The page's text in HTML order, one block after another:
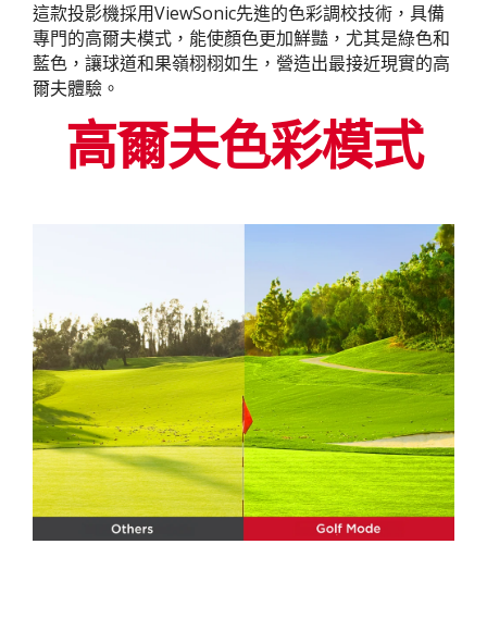
這款投影機採用ViewSonic先進的色彩調校技術，具備
專門的高爾夫模式，能使顏色更加鮮豔，尤其是綠色和
藍色，讓球道和果嶺栩栩如生，營造出最接近現實的高
爾夫體驗。
高爾夫色彩模式